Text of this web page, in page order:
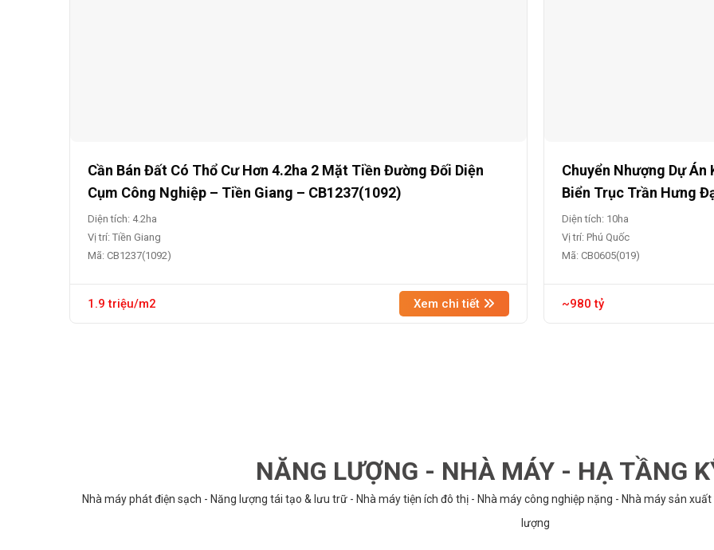
Cần Bán Đất Có Thổ Cư Hơn 4.2ha 2 Mặt Tiền Đường Đối Diện
Cụm Công Nghiệp – Tiền Giang – CB1237(1092)
Diện tích: 4.2ha
Vị trí: Tiền Giang
Mã: CB1237(1092)
1.9 triệu/m2 Xem chi tiết
Chuyển Nhượng Dự Án
Biển Trục Trần Hưng
Diện tích: 10ha
Vị trí: Phú Quốc
Mã: CB0605(019)
~980 tỷ
NĂNG LƯỢNG - NHÀ MÁY - HẠ TẦNG
Nhà máy phát điện sạch - Năng lượng tái tạo & lưu trữ - Nhà máy tiện ích đô thị - Nhà máy công nghiệp nặng - Nhà máy sản
lượng